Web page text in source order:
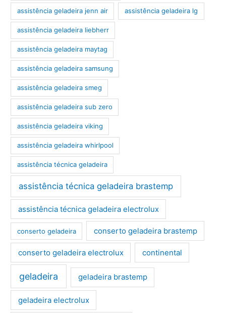
assistência geladeira jenn air assistência geladeira lg
assistência geladeira liebherr
assistência geladeira maytag
assistência geladeira samsung
assistência geladeira smeg
assistência geladeira sub zero
assistência geladeira viking
assistência geladeira whirlpool
assistência técnica geladeira
assistência técnica geladeira brastemp
assistência técnica geladeira electrolux
conserto geladeira conserto geladeira brastemp
conserto geladeira electrolux continental
geladeira geladeira brastemp
geladeira electrolux